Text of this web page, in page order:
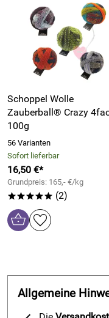
Schoppel Wolle
Zauberball® Crazy
100g
56 Varianten
Sofort lieferbar
16,50 €*
Grundpreis: 165,- €/kg
***** (2)
Allgemeine